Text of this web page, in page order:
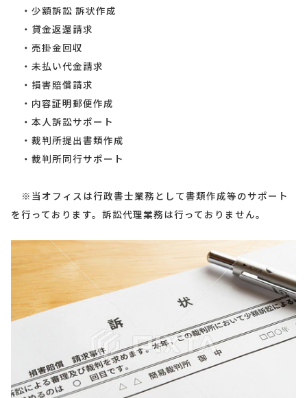
・少額訴訟 訴状作成
・貸金返還請求
・売掛金回収
・未払い代金請求
・損害賠償請求
・内容証明郵便作成
・本人訴訟サポート
・裁判所提出書類作成
・裁判所同行サポート
※当オフィスは行政書士業務として書類作成等のサポート
を行っております。訴訟代理業務は行っておりません。